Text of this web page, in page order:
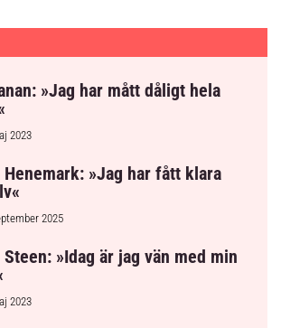
»Jag har mått dåligt hela
2023
Henemark: »Jag har fått klara
2025
»Idag är jag vän med min
2023